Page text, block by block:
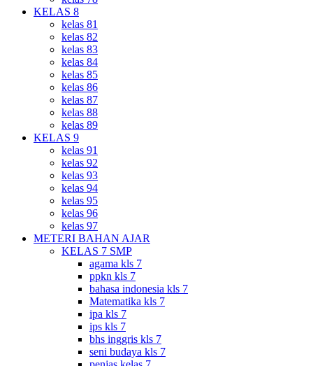
KELAS 8
kelas 81
kelas 82
kelas 83
kelas 84
kelas 85
kelas 86
kelas 87
kelas 88
kelas 89
KELAS 9
kelas 91
kelas 92
kelas 93
kelas 94
kelas 95
kelas 96
kelas 97
METERI BAHAN AJAR
KELAS 7 SMP
agama kls 7
ppkn kls 7
bahasa indonesia kls 7
Matematika kls 7
ipa kls 7
ips kls 7
bhs inggris kls 7
seni budaya kls 7